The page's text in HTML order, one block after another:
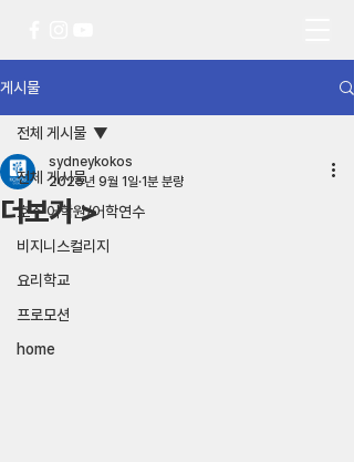
게시물
전체 게시물
호주 어학원/어학연수
비지니스컬리지
요리학교
프로모션
home
전체 게시물
더보기 >
sydneykokos
2025년 9월 1일 1분 분량